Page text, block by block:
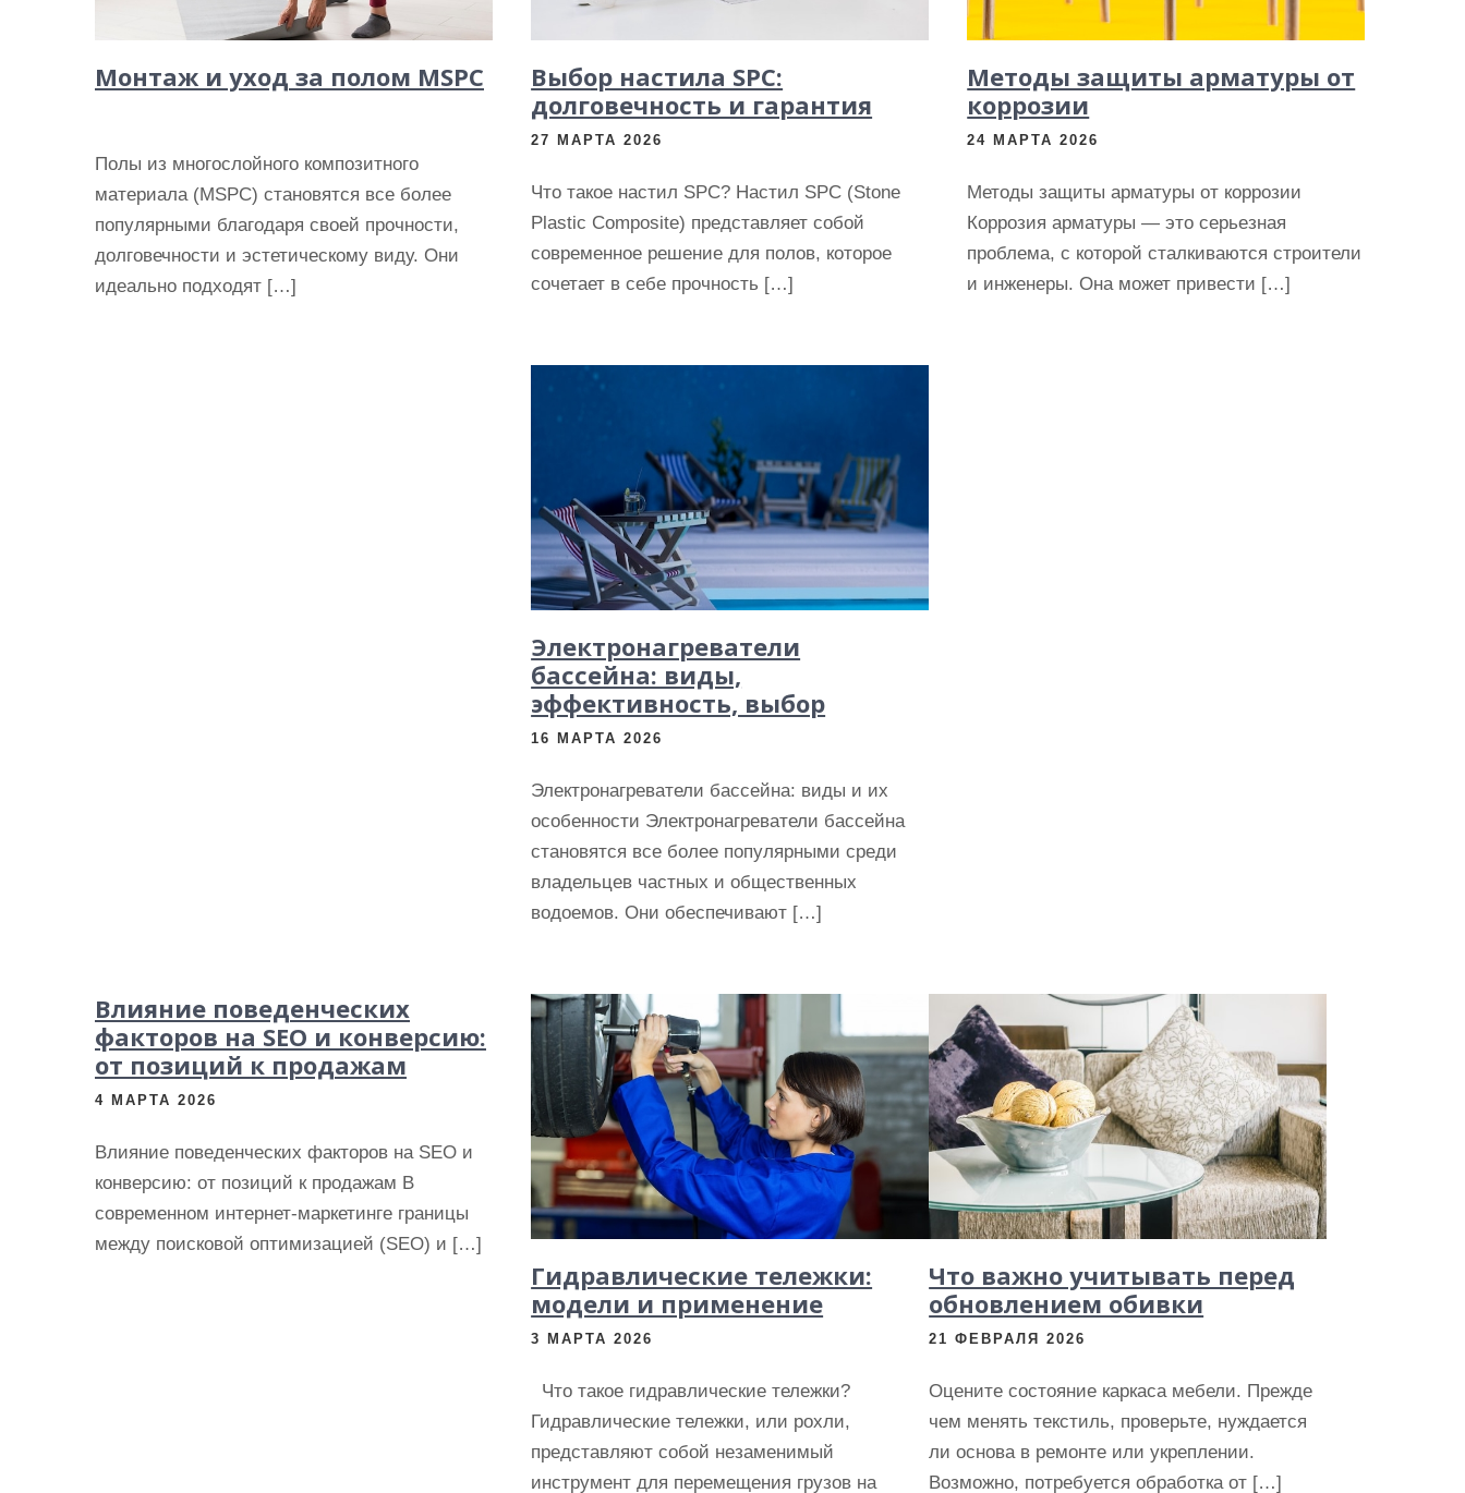
Монтаж и уход за полом MSPC
Полы из многослойного композитного
материала (MSPC) становятся все более
популярными благодаря своей прочности,
долговечности и эстетическому виду. Они
идеально подходят […]
Выбор настила SPC:
долговечность и гарантия
27 МАРТА 2026
Что такое настил SPC? Настил SPC (Stone
Plastic Composite) представляет собой
современное решение для полов, которое
сочетает в себе прочность […]
Методы защиты арматуры от
коррозии
24 МАРТА 2026
Методы защиты арматуры от коррозии
Коррозия арматуры — это серьезная
проблема, с которой сталкиваются строители
и инженеры. Она может привести […]
Электронагреватели
бассейна: виды,
эффективность, выбор
16 МАРТА 2026
Электронагреватели бассейна: виды и их
особенности Электронагреватели бассейна
становятся все более популярными среди
владельцев частных и общественных
водоемов. Они обеспечивают […]
Влияние поведенческих
факторов на SEO и конверсию:
от позиций к продажам
4 МАРТА 2026
Влияние поведенческих факторов на SEO и
конверсию: от позиций к продажам В
современном интернет-маркетинге границы
между поисковой оптимизацией (SEO) и […]
Гидравлические тележки:
модели и применение
3 МАРТА 2026
Что такое гидравлические тележки?
Гидравлические тележки, или рохли,
представляют собой незаменимый
инструмент для перемещения грузов на
Что важно учитывать перед
обновлением обивки
21 ФЕВРАЛЯ 2026
Оцените состояние каркаса мебели. Прежде
чем менять текстиль, проверьте, нуждается
ли основа в ремонте или укреплении.
Возможно, потребуется обработка от […]